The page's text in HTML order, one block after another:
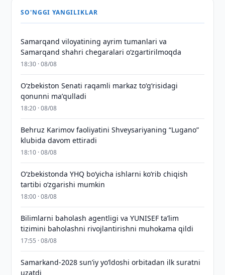
SO'NGGI YANGILIKLAR
Samarqand viloyatining ayrim tumanlari va
Samarqand shahri chegaralari oʻzgartirilmoqda
18:30 · 08/08
Oʻzbekiston Senati raqamli markaz toʻgʻrisidagi
qonunni maʼqulladi
18:20 · 08/08
Behruz Karimov faoliyatini Shveysariyaning “Lugano”
klubida davom ettiradi
18:10 · 08/08
O‘zbekistonda YHQ bo‘yicha ishlarni ko‘rib chiqish
tartibi o‘zgarishi mumkin
18:00 · 08/08
Bilimlarni baholash agentligi va YUNISEF taʼlim
tizimini baholashni rivojlantirishni muhokama qildi
17:55 · 08/08
Samarkand-2028 sunʼiy yo‘ldoshi orbitadan ilk suratni
uzatdi